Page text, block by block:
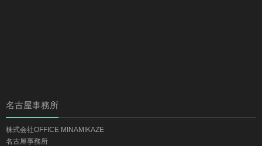
名古屋事務所
株式会社OFFICE MINAMIKAZE
名古屋事務所